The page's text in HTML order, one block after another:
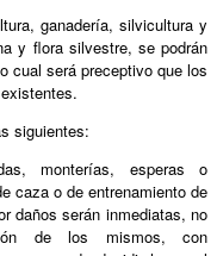
ganadería, silvicultura y
y flora silvestre, se podrán
cual será preceptivo que los
siguientes:
monterías, esperas o
caza o de entrenamiento de
daños serán inmediatas, no
de los mismos, con